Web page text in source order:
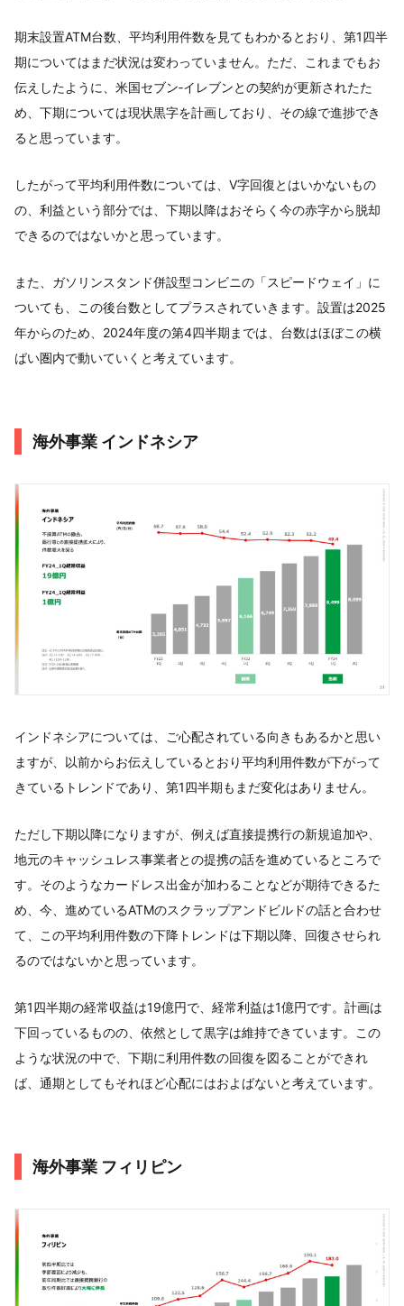
期末設置ATM台数、平均利用件数を見てもわかるとおり、第1四半
期についてはまだ状況は変わっていません。ただ、これまでもお
伝えしたように、米国セブン‐イレブンとの契約が更新されたた
め、下期については現状黒字を計画しており、その線で進捗でき
ると思っています。
したがって平均利用件数については、V字回復とはいかないもの
の、利益という部分では、下期以降はおそらく今の赤字から脱却
できるのではないかと思っています。
また、ガソリンスタンド併設型コンビニの「スピードウェイ」に
ついても、この後台数としてプラスされていきます。設置は2025
年からのため、2024年度の第4四半期までは、台数はほぼこの横
ばい圏内で動いていくと考えています。
海外事業 インドネシア
インドネシアについては、ご心配されている向きもあるかと思い
ますが、以前からお伝えしているとおり平均利用件数が下がって
きているトレンドであり、第1四半期もまだ変化はありません。
ただし下期以降になりますが、例えば直接提携行の新規追加や、
地元のキャッシュレス事業者との提携の話を進めているところで
す。そのようなカードレス出金が加わることなどが期待できるた
め、今、進めているATMのスクラップアンドビルドの話と合わせ
て、この平均利用件数の下降トレンドは下期以降、回復させられ
るのではないかと思っています。
第1四半期の経常収益は19億円で、経常利益は1億円です。計画は
下回っているものの、依然として黒字は維持できています。この
ような状況の中で、下期に利用件数の回復を図ることができれ
ば、通期としてもそれほど心配にはおよばないと考えています。
海外事業 フィリピン